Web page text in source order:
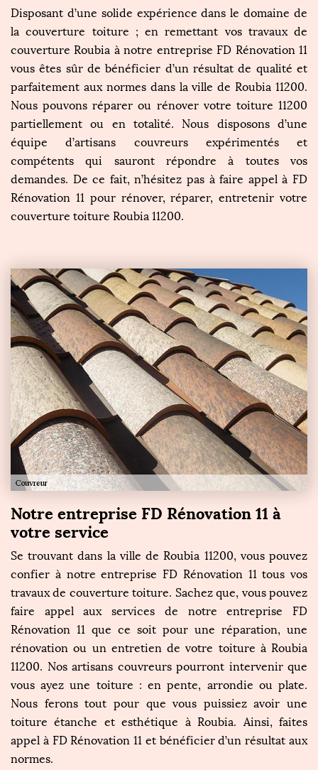
Disposant d’une solide expérience dans le domaine de
la couverture toiture ; en remettant vos travaux de
couverture Roubia à notre entreprise FD Rénovation 11
vous êtes sûr de bénéficier d’un résultat de qualité et
parfaitement aux normes dans la ville de Roubia 11200.
Nous pouvons réparer ou rénover votre toiture 11200
partiellement ou en totalité. Nous disposons d’une
équipe d’artisans couvreurs expérimentés et
compétents qui sauront répondre à toutes vos
demandes. De ce fait, n’hésitez pas à faire appel à FD
Rénovation 11 pour rénover, réparer, entretenir votre
couverture toiture Roubia 11200.
Notre entreprise FD Rénovation 11 à
votre service
Se trouvant dans la ville de Roubia 11200, vous pouvez
confier à notre entreprise FD Rénovation 11 tous vos
travaux de couverture toiture. Sachez que, vous pouvez
faire appel aux services de notre entreprise FD
Rénovation 11 que ce soit pour une réparation, une
rénovation ou un entretien de votre toiture à Roubia
11200. Nos artisans couvreurs pourront intervenir que
vous ayez une toiture : en pente, arrondie ou plate.
Nous ferons tout pour que vous puissiez avoir une
toiture étanche et esthétique à Roubia. Ainsi, faites
appel à FD Rénovation 11 et bénéficier d’un résultat aux
normes.